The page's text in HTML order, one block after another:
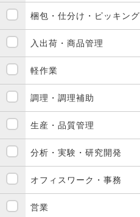
梱包・仕分け・ピッキング
入出荷・商品管理
軽作業
調理・調理補助
生産・品質管理
分析・実験・研究開発
オフィスワーク・事務
営業